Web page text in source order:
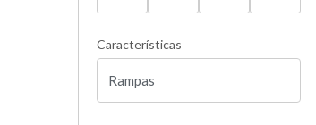
Características